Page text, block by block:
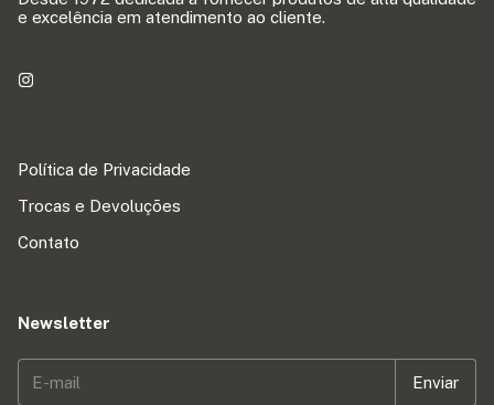
e excelência em atendimento ao cliente.
Política de Privacidade
Trocas e Devoluções
Contato
Newsletter